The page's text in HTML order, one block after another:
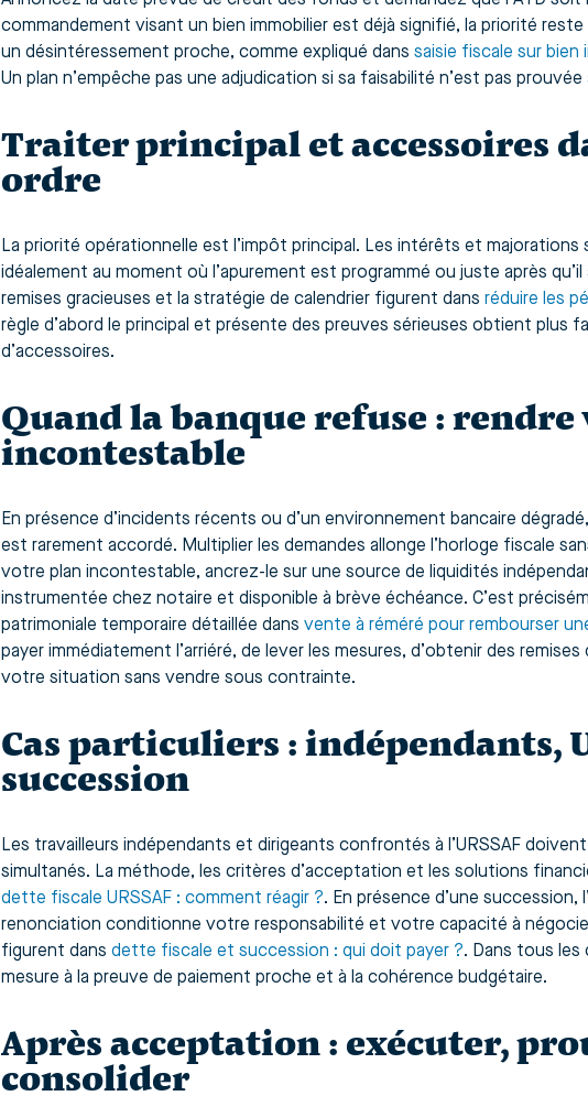
commandement visant un bien immobilier est déjà signifié, la priorité reste
un désintéressement proche, comme expliqué dans saisie fiscale sur bien
Un plan n’empêche pas une adjudication si sa faisabilité n’est pas prouvée
Traiter principal et accessoires
ordre
La priorité opérationnelle est l’impôt principal. Les intérêts et
idéalement au moment où l’apurement est programmé ou juste après
remises gracieuses et la stratégie de calendrier figurent dans réduire les
règle d’abord le principal et présente des preuves sérieuses obtient plus
d’accessoires.
Quand la banque refuse :
incontestable
En présence d’incidents récents ou d’un environnement bancaire
est rarement accordé. Multiplier les demandes allonge l’horloge fiscale
votre plan incontestable, ancrez-le sur une source de liquidités
instrumentée chez notaire et disponible à brève échéance. C’est
patrimoniale temporaire détaillée dans vente à réméré pour rembourser
payer immédiatement l’arriéré, de lever les mesures, d’obtenir des
votre situation sans vendre sous contrainte.
Cas particuliers : indépendants,
succession
Les travailleurs indépendants et dirigeants confrontés à l’URSSAF
simultanés. La méthode, les critères d’acceptation et les solutions
dette fiscale URSSAF : comment réagir ?. En présence d’une
renonciation conditionne votre responsabilité et votre capacité à
figurent dans dette fiscale et succession : qui doit payer ?. Dans tous les
mesure à la preuve de paiement proche et à la cohérence budgétaire.
Après acceptation : exécuter,
consolider